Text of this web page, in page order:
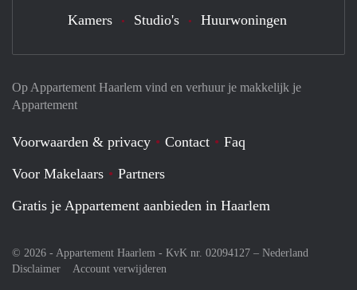
Op Appartement Haarlem vind en verhuur je makkelijk je
Appartement
Voorwaarden & privacy Contact
Faq
Voor Makelaars
Partners
Gratis je Appartement aanbieden in Haarlem
© 2026 - Appartement Haarlem - KvK nr. 02094127 – Nederland
Disclaimer
Account verwijderen
Kamers Studio's Huurwoningen